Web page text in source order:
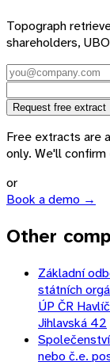
Topograph
shareholders,
Request free extract
Free extracts are
only. We'll
or
Book a demo →
Other
Základní
státních
ÚP ČR
Jihlavská 42
nebo č.e.